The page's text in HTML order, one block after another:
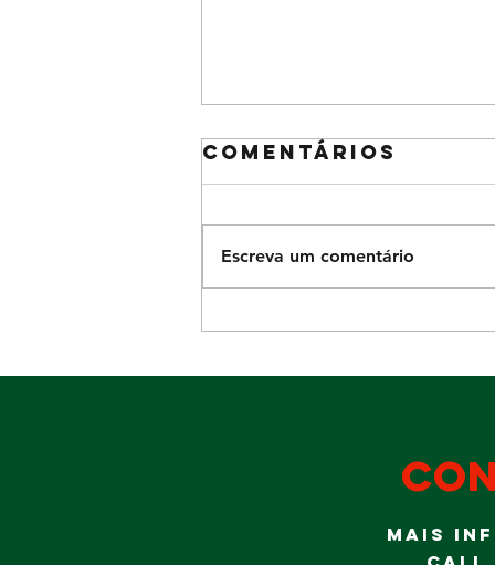
Diversão para
domingo Dia
Comentários
Escreva um comentário
MAIS